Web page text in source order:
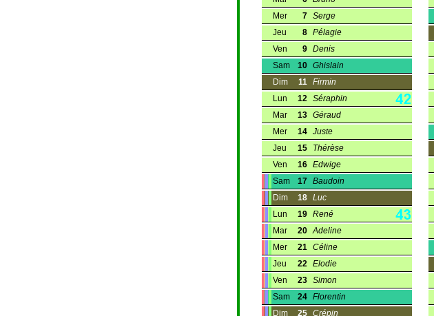
Mer
7 Serge
Jeu
8 Pélagie
Ven
9 Denis
Sam
10 Ghislain
Dim
11 Firmin
Lun
12 Séraphin
Mar
13 Géraud
Mer
14 Juste
Jeu
15
Thérèse
Ven
16 Edwige
Sam
17 Baudoin
Dim
18 Luc
Lun
19 René
Mar
20 Adeline
Mer
21 Céline
Jeu
22 Elodie
Ven
23 Simon
Sam
24 Florentin
Dim
25 Crépin